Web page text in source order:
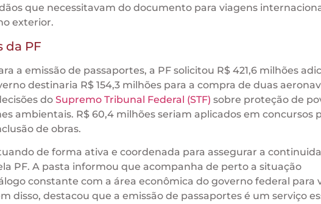
que necessitavam do documento para viagens
exterior.
da PF
a emissão de passaportes, a PF solicitou R$ 421,6 milhões
destinaria R$ 154,3 milhões para a compra de duas
do Supremo Tribunal Federal (STF) sobre proteção de
ambientais. R$ 60,4 milhões seriam aplicados em concursos
de obras.
de forma ativa e coordenada para assegurar a
PF. A pasta informou que acompanha de perto a situação
constante com a área econômica do governo federal para
disso, destacou que a emissão de passaportes é um serviço